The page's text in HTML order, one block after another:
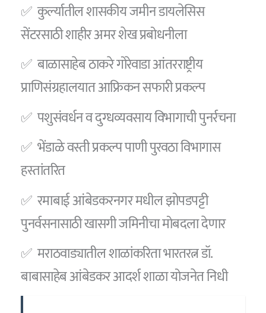
✅ कुर्ल्यातील शासकीय जमीन डायलेसिस
सेंटरसाठी शाहीर अमर शेख प्रबोधनीला
✅ बाळासाहेब ठाकरे गोरेवाडा आंतरराष्ट्रीय
प्राणिसंग्रहालयात आफ्रिकन सफारी प्रकल्प
✅ पशुसंवर्धन व दुग्धव्यवसाय विभागाची पुनर्रचना
✅ भेंडाळे वस्ती प्रकल्प पाणी पुरवठा विभागास
हस्तांतरित
✅ रमाबाई आंबेडकरनगर मधील झोपडपट्टी
पुनर्वसनासाठी खासगी जमिनीचा मोबदला देणार
✅ मराठवाड्यातील शाळांकरिता भारतरत्न डॉ.
बाबासाहेब आंबेडकर आदर्श शाळा योजनेत निधी